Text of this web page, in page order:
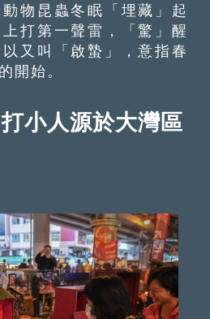
動物昆蟲冬眠「埋藏」起
打第一聲雷，「驚」醒
又叫「啟蟄」，意指春
開始。
小人源於大灣區